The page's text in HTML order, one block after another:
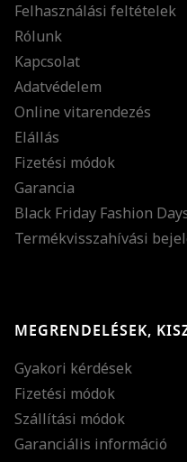
Felhasználási feltételek
Rólunk
Kapcsolat
Adatvédelem
Online vitarendezés
Elállás
Fizetési módok
Garancia
Black Friday Fashion
Termékvisszahívási
MEGRENDELÉSEK,
Gyakori kérdések
Fizetési módok
Szállítási módok
Garanciális információ